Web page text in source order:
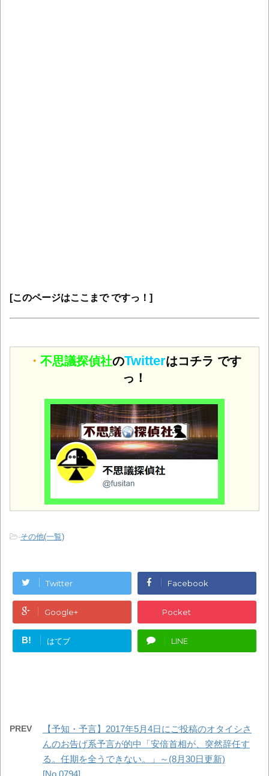
[このページはここまで ですっ！]
・ 不思議探偵社のTwitterはコチラ です
っ！
-その他(一覧)
Twitter Facebook
Google+ Pocket
B! はてブ LINE
PREV
【予知・予言】2017年5月4日にご投稿のオタイシさ
んのお告げ系予言が的中「安倍首相が、突然辞任す
る。任期を全うできない。」～(8月30日更新)